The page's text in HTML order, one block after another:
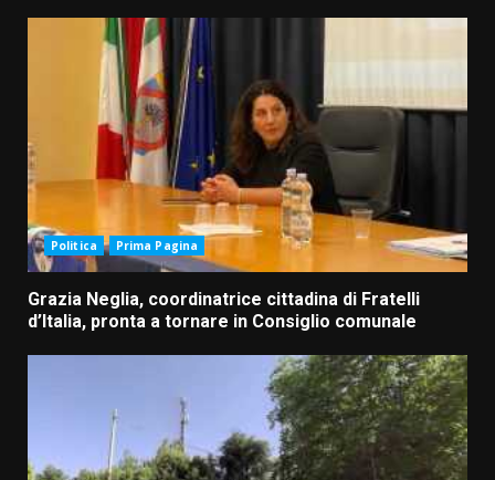
Politica Prima Pagina
Grazia Neglia, coordinatrice cittadina di Fratelli
d’Italia, pronta a tornare in Consiglio comunale